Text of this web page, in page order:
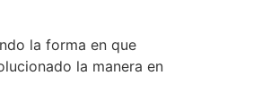
la forma en que
la manera en